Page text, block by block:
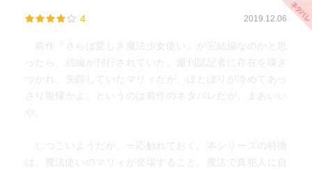
4 2019.12.06
前作『さらば愛しき魔法少女使い』が完結編なのかと思
ったら、続編が刊行されていた。週刊誌記者に存在を嗅ぎ
つかれ、失踪していたマリィだが、ほとぼりが冷めてあっ
さり復帰かよ。というのは前作のネタバレだが、まあいい
や。
しつこいようだが、一応触れておく。本シリーズの特徴
は、魔法使いのマリィが登場すること。魔法で真犯人に自